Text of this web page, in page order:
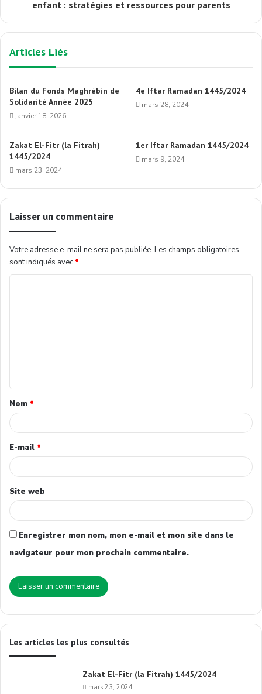
enfant : stratégies et ressources pour parents
Articles Liés
Bilan du Fonds Maghrébin de
Solidarité Année 2025
janvier 18, 2026
4e Iftar Ramadan 1445/2024
mars 28, 2024
Zakat El-Fitr (la Fitrah)
1445/2024
mars 23, 2024
1er Iftar Ramadan 1445/2024
mars 9, 2024
Laisser un commentaire
Votre adresse e-mail ne sera pas publiée. Les champs obligatoires
sont indiqués avec *
Nom *
E-mail *
Site web
Enregistrer mon nom, mon e-mail et mon site dans le
navigateur pour mon prochain commentaire.
Les articles les plus consultés
Zakat El-Fitr (la Fitrah) 1445/2024
mars 23, 2024